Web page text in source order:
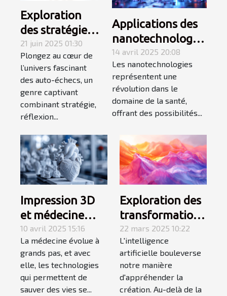
Exploration
des stratégies
gagnantes en
auto-échecs
21 juin 2025 01:30
Plongez au cœur de
l’univers fascinant
des auto-échecs, un
genre captivant
combinant stratégie,
réflexion...
Applications des
nanotechnologies
en santé
avancées
prometteuses et
controverses
éthiques
14 avril 2025 20:08
Les nanotechnologies
représentent une
révolution dans le
domaine de la santé,
offrant des possibilités...
Impression 3D
et médecine
personnalisée
comment
l'impression
d'organes
change les
10 avril 2025 15:16
La médecine évolue à
grands pas, et avec
elle, les technologies
qui permettent de
sauver des vies se...
Exploration des
transformations
créatives à
travers
l'intelligence
artificielle
22 mars 2025 10:22
L'intelligence
artificielle bouleverse
notre manière
d'appréhender la
création. Au-delà de la